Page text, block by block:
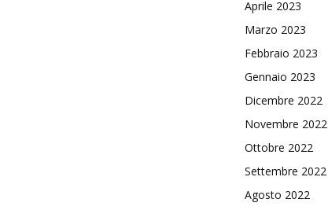
Aprile 2023
Marzo 2023
Febbraio 2023
Gennaio 2023
Dicembre 2022
Novembre 2022
Ottobre 2022
Settembre 2022
Agosto 2022